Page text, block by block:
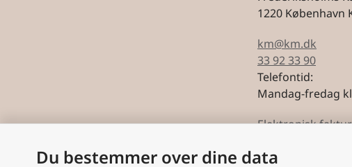
1220 København
km@km.dk
33 92 33 90
Telefontid:
Mandag-fredag
Elektronisk
CVR: 59743228
Du bestemmer over dine data